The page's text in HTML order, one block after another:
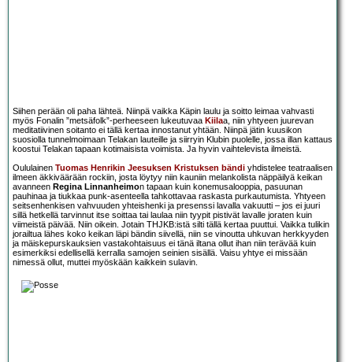
Siihen perään oli paha lähteä. Niinpä vaikka Käpin laulu ja soitto leimaa vahvasti
myös Fonalin ”metsäfolk”-perheeseen lukeutuvaa Kiilaa, niin yhtyeen juurevan
meditatiivinen soitanto ei tällä kertaa innostanut yhtään. Niinpä jätin kuusikon
suosiolla tunnelmoimaan Telakan lauteille ja siirryin Klubin puolelle, jossa illan kattaus
koostui Telakan tapaan kotimaisista voimista. Ja hyvin vaihtelevista ilmeistä.
Oululainen Tuomas Henrikin Jeesuksen Kristuksen bändi yhdistelee teatraalisen
ilmeen äkkiväärään rockiin, josta löytyy niin kauniin melankolista näppäilyä keikan
avanneen Regina Linnanheimon tapaan kuin konemusalooppia, pasuunan
pauhinaa ja tiukkaa punk-asenteella tahkottavaa raskasta purkautumista. Yhtyeen
seitsenhenkisen vahvuuden yhteishenki ja presenssi lavalla vakuutti – jos ei juuri
sillä hetkellä tarvinnut itse soittaa tai laulaa niin tyypit pistivät lavalle joraten kuin
viimeistä päivää. Niin oikein. Jotain THJKB:istä silti tällä kertaa puuttui. Vaikka tulikin
jorailtua lähes koko keikan läpi bändin siivellä, niin se vinoutta uhkuvan herkkyyden
ja mäiskepurskauksien vastakohtaisuus ei tänä iltana ollut ihan niin terävää kuin
esimerkiksi edellisellä kerralla samojen seinien sisällä. Vaisu yhtye ei missään
nimessä ollut, muttei myöskään kaikkein sulavin.